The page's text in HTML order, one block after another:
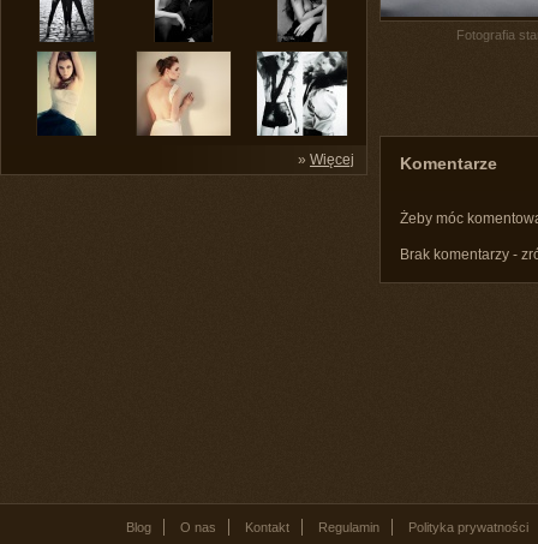
» Więcej
Fotografia
Komentarze
Żeby móc
Brak komentarzy -
Blog O nas Kontakt Regulamin Polityka prywatności